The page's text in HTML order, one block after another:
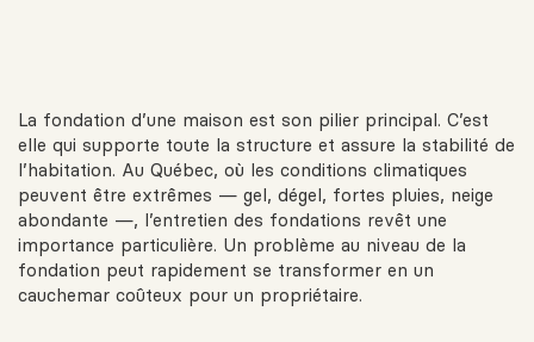
La fondation d’une maison est son pilier principal. C’est
elle qui supporte toute la structure et assure la stabilité de
l’habitation. Au Québec, où les conditions climatiques
peuvent être extrêmes — gel, dégel, fortes pluies, neige
abondante —, l’entretien des fondations revêt une
importance particulière. Un problème au niveau de la
fondation peut rapidement se transformer en un
cauchemar coûteux pour un propriétaire.